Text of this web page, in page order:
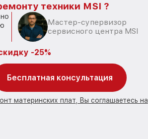
техники MSI ?
Мастер-супервизор
сервисного центра MSI
-25%
Бесплатная консультация
материнских плат, Вы соглашаетесь на